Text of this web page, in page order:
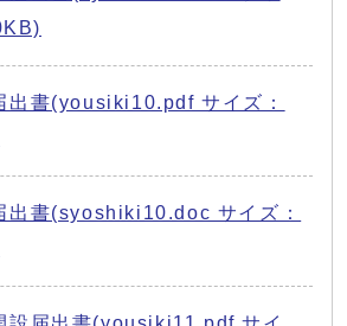
出書(yousiki10.pdf サイズ：
出書(syoshiki10.doc サイズ：